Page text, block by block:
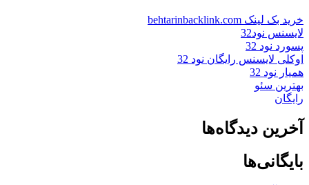
خرید بک لینک behtarinbacklink.com
لایسنس نود32
پسورد نود 32
اوکلی لایسنس رایگان نود 32
همیار نود 32
بهترین سئو
رایگان
آخرین دیدگاه‌ها
بایگانی‌ها